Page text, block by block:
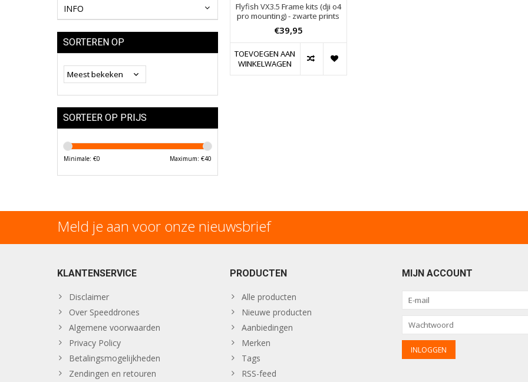
INFO
SORTEREN OP
SORTEER OP PRIJS
Minimale: €0 Maximum: €40
Flyfish VX3.5 Frame kits (dji o4
pro mounting) - zwarte prints
€39,95
TOEVOEGEN AAN
WINKELWAGEN
Meld je aan voor onze nieuwsbrief
KLANTENSERVICE
Disclaimer
Over Speeddrones
Algemene voorwaarden
Privacy Policy
Betalingsmogelijkheden
Zendingen en retouren
PRODUCTEN
Alle producten
Nieuwe producten
Aanbiedingen
Merken
Tags
RSS-feed
MIJN ACCOUNT